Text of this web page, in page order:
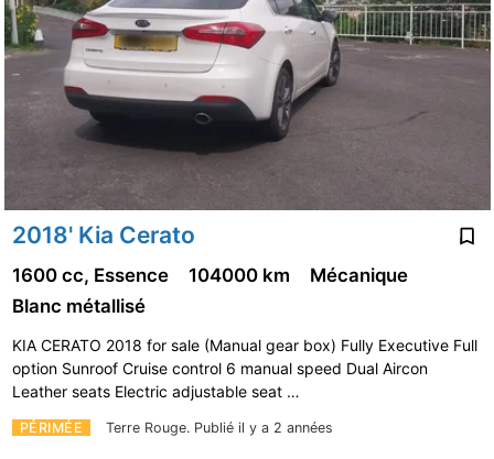
2018' Kia Cerato
PÉRIMÉE Terre Rouge. Publié il y a 2 années
1600 cc, Essence 104000 km
Mécanique
Blanc métallisé
KIA CERATO 2018 for sale (Manual gear box) Fully Executive Full
option Sunroof Cruise control 6 manual speed Dual Aircon
Leather seats Electric adjustable seat …